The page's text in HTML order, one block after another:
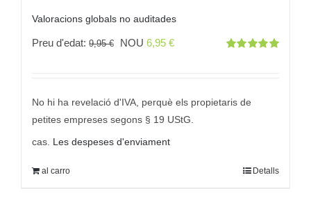
Valoracions globals no auditades
Preu d'edat: 9,95€
El
era:
9,95 €
NOU 6,95 €El
és:
6,95 €.
No hi ha revelació d'IVA, perquè els propietaris de
petites empreses segons § 19 UStG.
cas. Les despeses d'enviament
al carro Detalls